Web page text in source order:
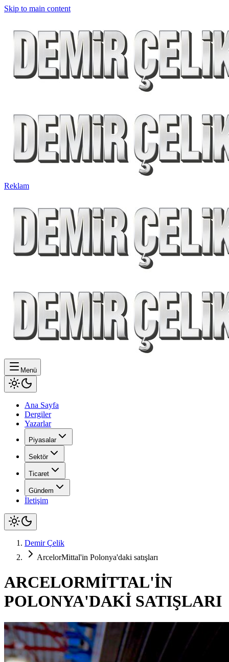
Skip to main content
Reklam
Menü
Ana Sayfa
Dergiler
Yazarlar
Piyasalar
Sektör
Ticaret
Gündem
İletişim
Demir Çelik
ArcelorMittal'in Polonya'daki satışları
ARCELORMİTTAL'İN
POLONYA'DAKİ SATIŞLARI